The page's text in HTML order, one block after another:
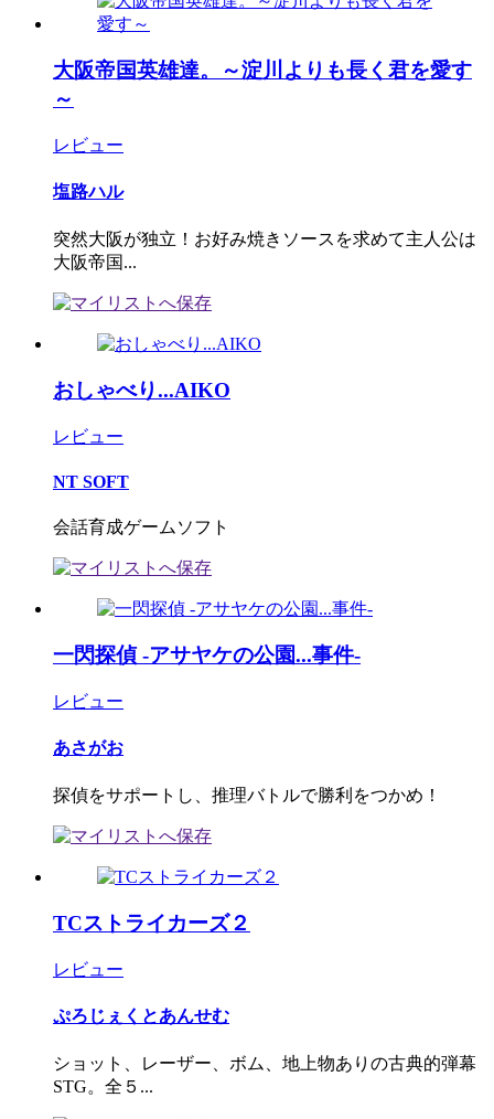
大阪帝国英雄達。～淀川よりも長く君を愛す
～
レビュー
塩路ハル
突然大阪が独立！お好み焼きソースを求めて主人公は
大阪帝国...
おしゃべり...AIKO
レビュー
NT SOFT
会話育成ゲームソフト
一閃探偵 ‐アサヤケの公園...事件‐
レビュー
あさがお
探偵をサポートし、推理バトルで勝利をつかめ！
TCストライカーズ２
レビュー
ぷろじぇくとあんせむ
ショット、レーザー、ボム、地上物ありの古典的弾幕
STG。全５...